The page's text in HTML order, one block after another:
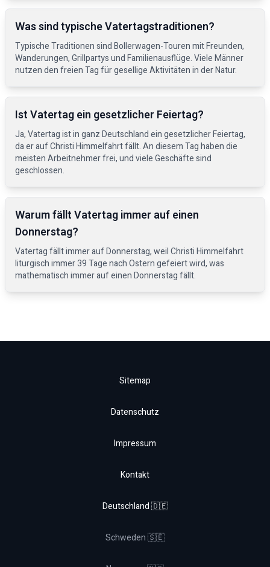
Was sind typische Vatertagstraditionen?
Typische Traditionen sind Bollerwagen-Touren mit Freunden,
Wanderungen, Grillpartys und Familienausflüge. Viele Männer
nutzen den freien Tag für gesellige Aktivitäten in der Natur.
Ist Vatertag ein gesetzlicher Feiertag?
Ja, Vatertag ist in ganz Deutschland ein gesetzlicher Feiertag,
da er auf Christi Himmelfahrt fällt. An diesem Tag haben die
meisten Arbeitnehmer frei, und viele Geschäfte sind
geschlossen.
Warum fällt Vatertag immer auf einen
Donnerstag?
Vatertag fällt immer auf Donnerstag, weil Christi Himmelfahrt
liturgisch immer 39 Tage nach Ostern gefeiert wird, was
mathematisch immer auf einen Donnerstag fällt.
Sitemap
Datenschutz
Impressum
Kontakt
Deutschland 🇩🇪
Schweden 🇸🇪